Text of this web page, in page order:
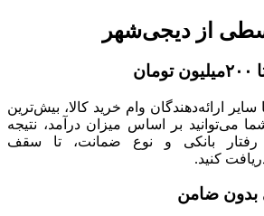
از دیجی‌شهر
سایر ارائه‌دهندگان وام خرید کالا، بیش‌ترین
می‌توانید بر اساس میزان درآمد، نتیجه
رفتار بانکی و نوع ضمانت، تا سقف
بدون ضامن